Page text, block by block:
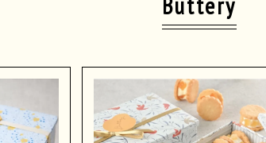
Buttery